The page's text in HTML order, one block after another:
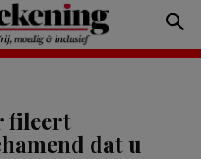
fileert
dat u